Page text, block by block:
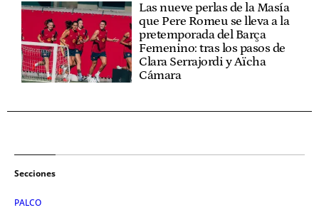
Las nueve perlas de la Masía
que Pere Romeu se lleva a la
pretemporada del Barça
Femenino: tras los pasos de
Clara Serrajordi y Aïcha
Cámara
Secciones
PALCO